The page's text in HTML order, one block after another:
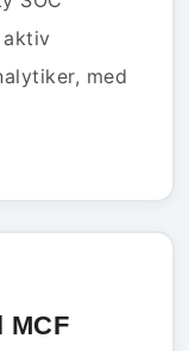
aktiv
med